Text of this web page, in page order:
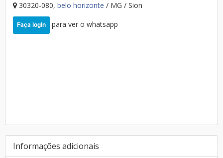
30320-080, belo horizonte / MG / Sion
Faça login para ver o whatsapp
Informações adicionais